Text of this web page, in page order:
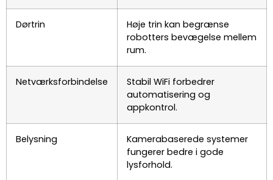
Dørtrin
Høje trin kan begrænse
robotters bevægelse mellem
rum.
Netværksforbindelse
Stabil WiFi forbedrer
automatisering og
appkontrol.
Belysning
Kamerabaserede systemer
fungerer bedre i gode
lysforhold.